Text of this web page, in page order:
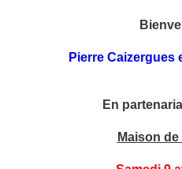
Pierre Caizergues
En
Maison